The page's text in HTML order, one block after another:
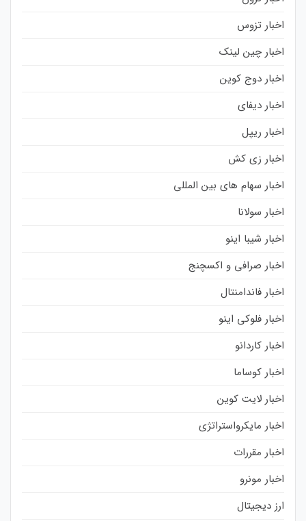
اخبار تزوس
اخبار چین لینک
اخبار دوج کوین
اخبار دیفای
اخبار ریپل
اخبار زی کش
اخبار سهام های بین المللی
اخبار سولانا
اخبار شیبا اینو
اخبار صرافی و اکسچنج
اخبار فاندامنتال
اخبار فلوکی اینو
اخبار کاردانو
اخبار کوساما
اخبار لایت کوین
اخبار مایکرواستراتژی
اخبار مقررات
اخبار مونرو
ارز دیجیتال